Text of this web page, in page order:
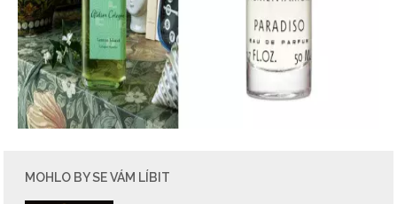
MOHLO BY SE VÁM LÍBIT